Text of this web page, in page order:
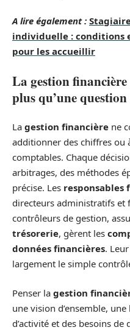
A lire également :
individuelle : conditions
pour les accueillir
La gestion
plus qu’une
La gestion financière ne
additionner des chiffres ou
comptables. Chaque
arbitrages, des méthodes
précise. Les responsables
directeurs administratifs et
contrôleurs de gestion,
trésorerie, gèrent les
données financières.
largement le simple
Penser la gestion
une vision d’ensemble,
d’activité et des besoins